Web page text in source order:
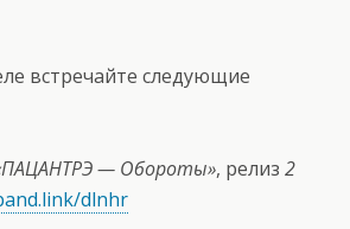
встречайте следующие
— Обороты», релиз 2
dlnhr